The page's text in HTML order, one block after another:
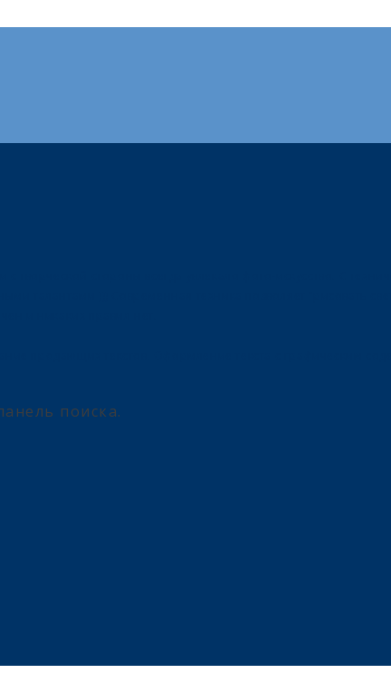
творческой стороны всегда увлекало фото-искусство. С
талантами ))) Современная техника позволяет “рисовать
поиска.